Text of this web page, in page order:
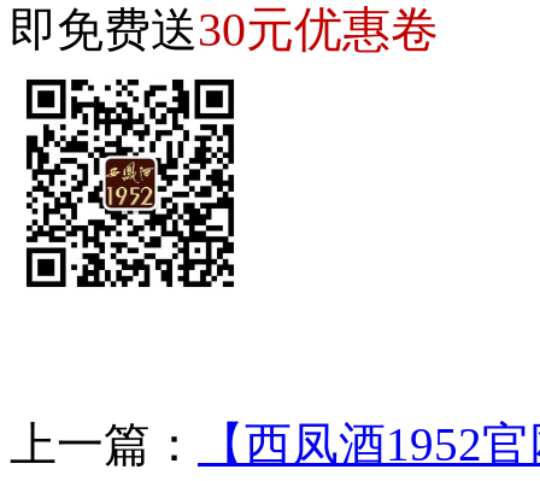
即免费送30元优惠卷
上一篇：
【西凤酒1952